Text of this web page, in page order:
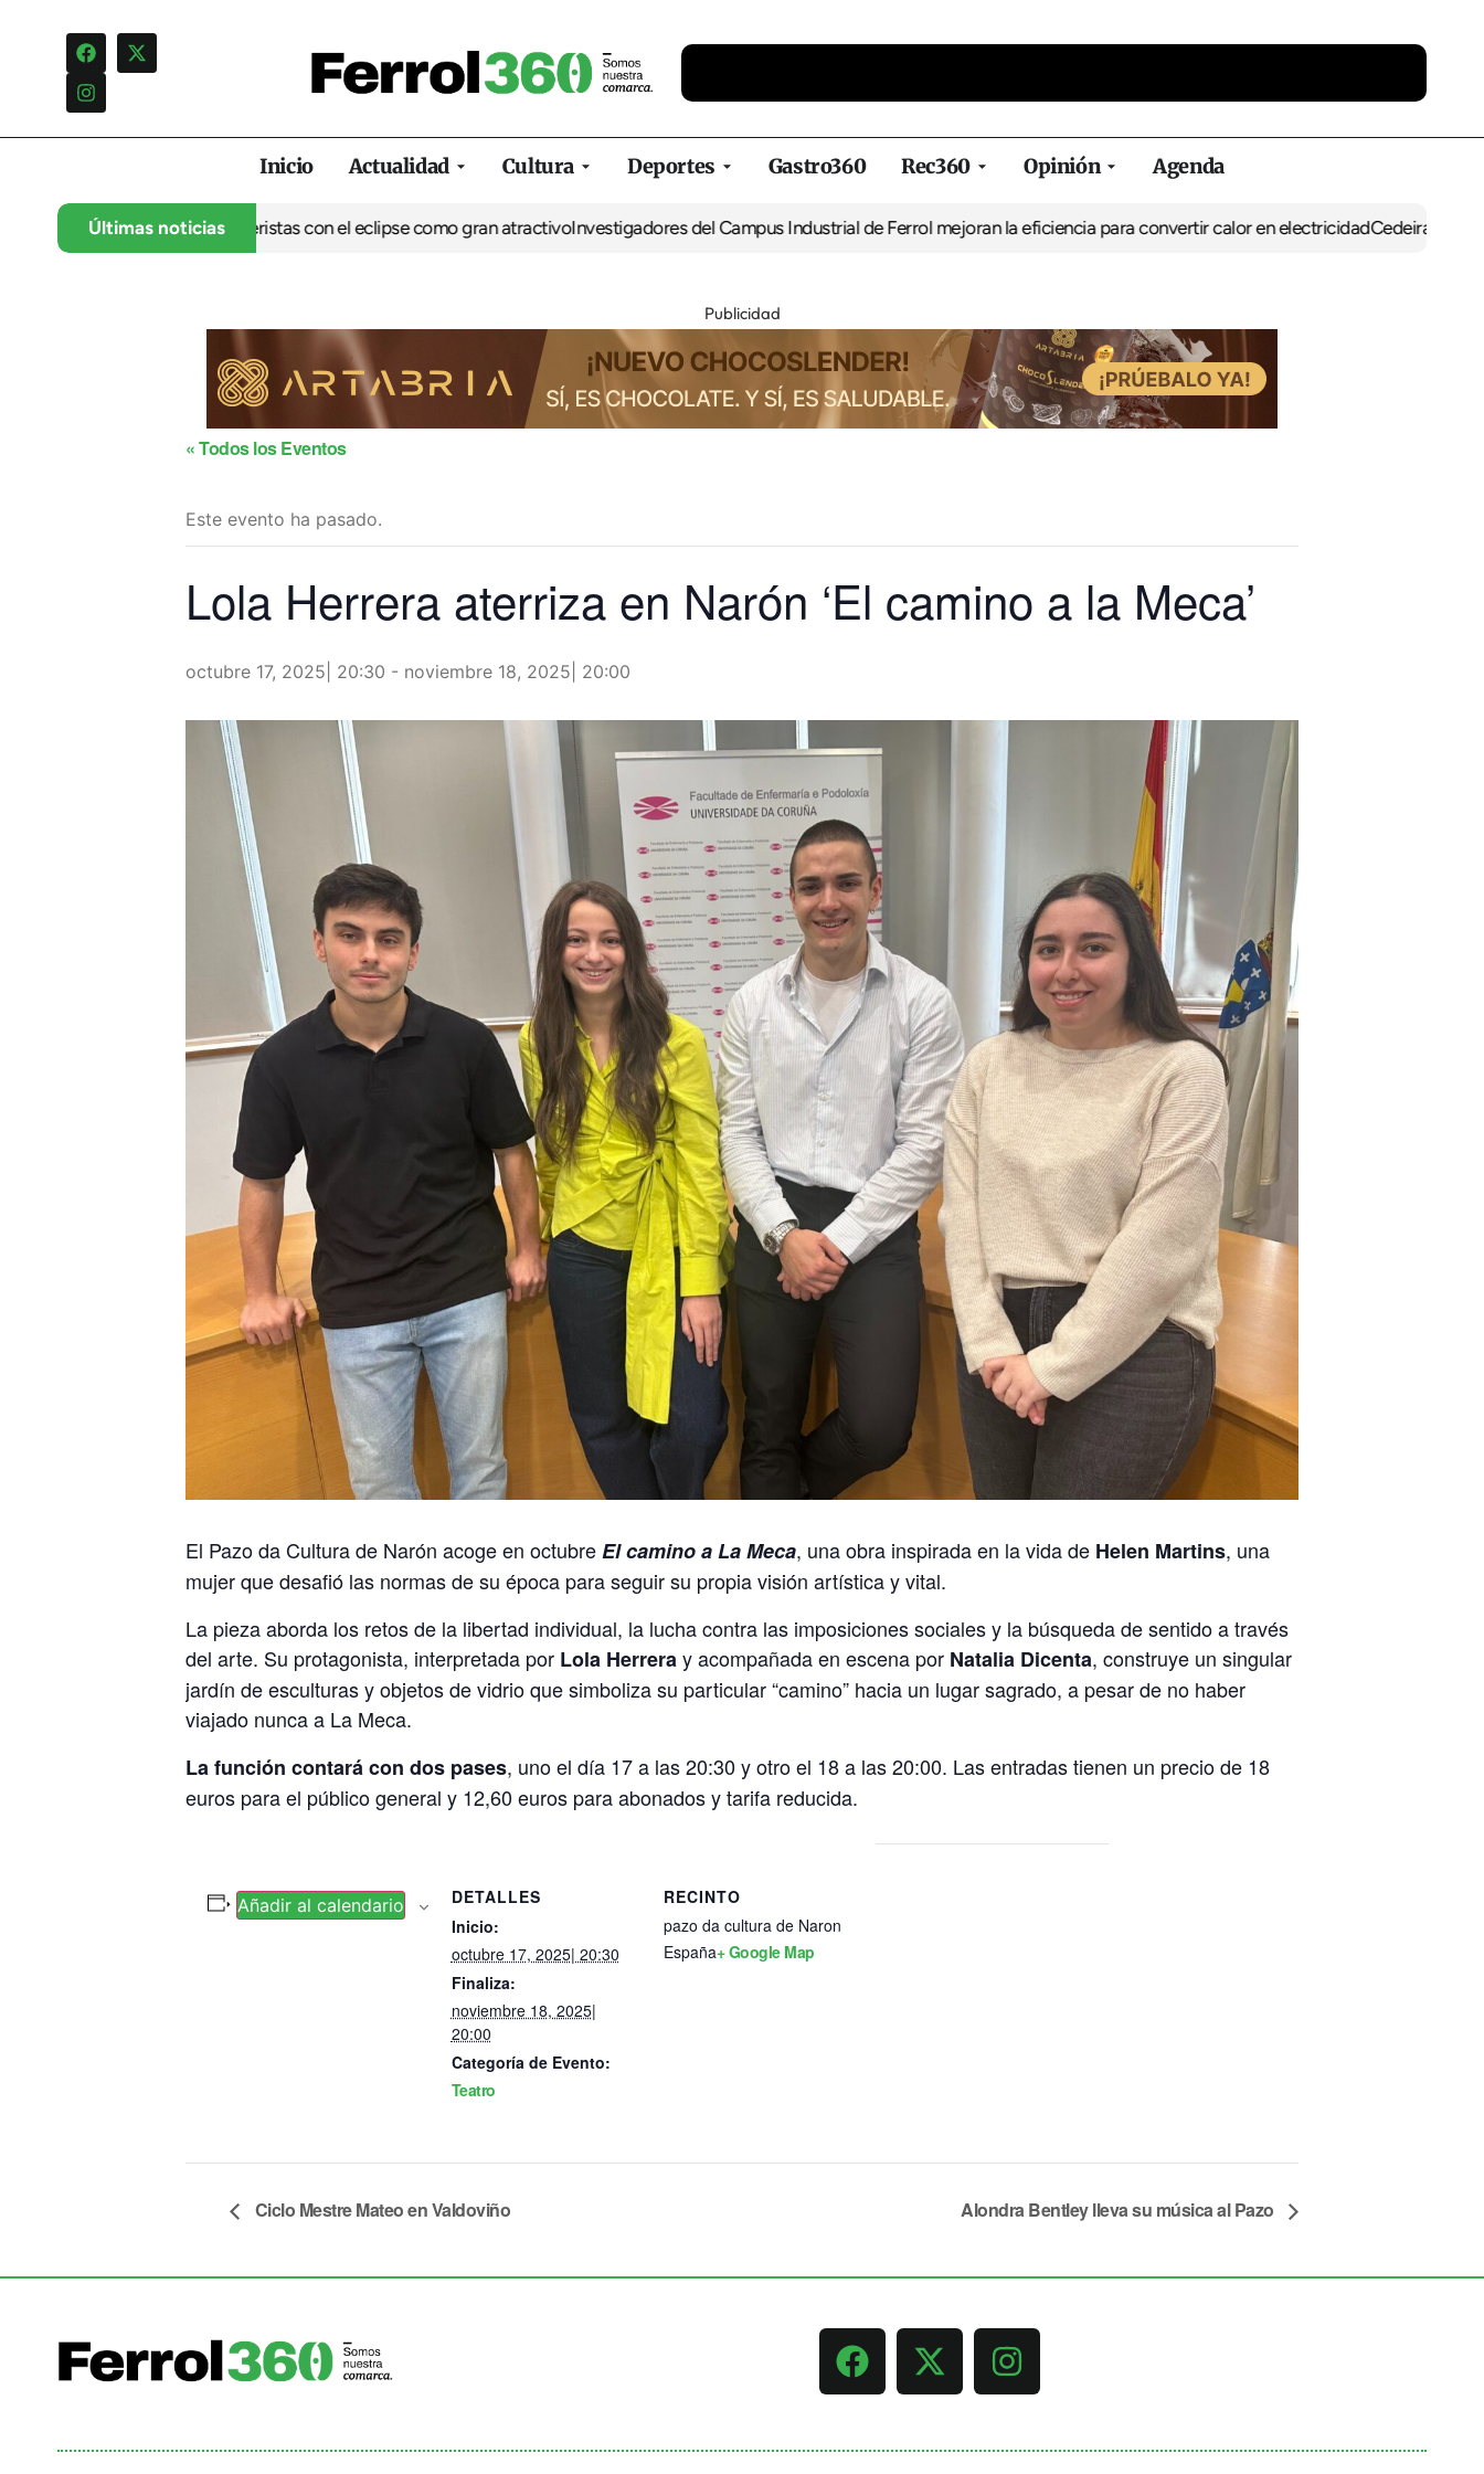
Inicio Actualidad Cultura Deportes Gastro360 Rec360 Opinión Agenda
Últimas noticias
mes más de 6.500 cruceristas con el eclipse como gran atractivoInvestigadores del Campus Industrial de Ferrol mejoran la eficiencia para convertir calor en electricidadCedeira combina
Publicidad
« Todos los Eventos
Este evento ha pasado.
Lola Herrera aterriza en Narón ‘El camino a la Meca’
octubre 17, 2025| 20:30 - noviembre 18, 2025| 20:00
El Pazo da Cultura de Narón acoge en octubreEl camino a La Meca, una obra inspirada en la vida de Helen Martins, una
mujer que desafió las normas de su época para seguir su propia visión artística y vital.
La pieza aborda los retos de la libertad individual, la lucha contra las imposiciones sociales y la búsqueda de sentido a través
del arte. Su protagonista, interpretada por Lola Herreray acompañada en escena por Natalia Dicenta, construye un singular
jardín de esculturas y objetos de vidrio que simboliza su particular “camino” hacia un lugar sagrado, a pesar de no haber
viajado nunca a La Meca.
La función contará con dos pases, uno el día 17 a las 20:30 y otro el 18 a las 20:00. Las entradas tienen un precio de 18
euros para el público general y 12,60 euros para abonados y tarifa reducida.
Añadir al calendario
DETALLES
Inicio:
octubre 17, 2025| 20:30
Finaliza:
noviembre 18, 2025|
20:00
Categoría de Evento:
Teatro
RECINTO
pazo da cultura de Naron
España+ Google Map
Ciclo Mestre Mateo en Valdoviño Alondra Bentley lleva su música al Pazo